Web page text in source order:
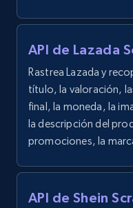
API de Lazada
Rastrea Lazada y
título, la valoración,
final, la moneda, la
la descripción del
promociones, la
API de Shein